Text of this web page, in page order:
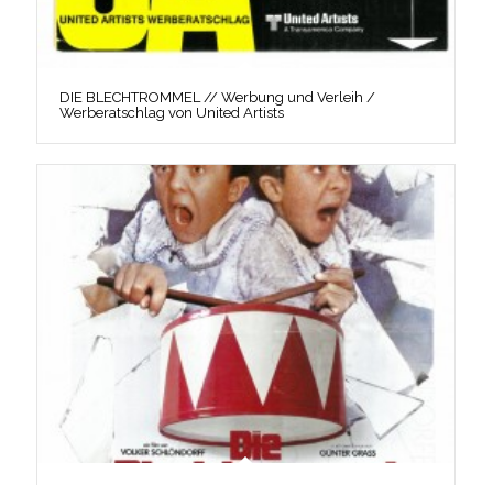
DIE BLECHTROMMEL // Werbung und Verleih /
Werberatschlag von United Artists